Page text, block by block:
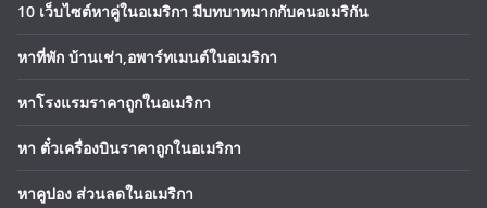
10 เว็บไซต์หาคู่ในอเมริกา มีบทบาทมากกับคนอเมริกัน
หาที่พัก บ้านเช่า,อพาร์ทเมนต์ในอเมริกา
หาโรงแรมราคาถูกในอเมริกา
หา ตั๋วเครื่องบินราคาถูกในอเมริกา
หาคูปอง ส่วนลดในอเมริกา